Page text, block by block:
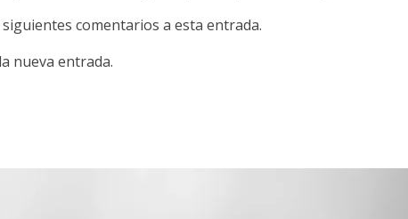
comentarios a esta entrada.
nueva entrada.